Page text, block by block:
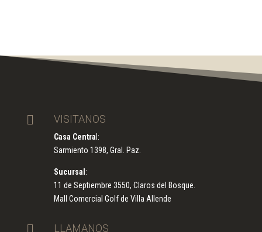
 VISITANOS
Casa Centra l:
Sarmiento 1398, Gral. Paz.
Sucursal :
11 de Septiembre 3550, Claros del Bosque.
Mall Comercial Golf de Villa Allende
LLAMANOS